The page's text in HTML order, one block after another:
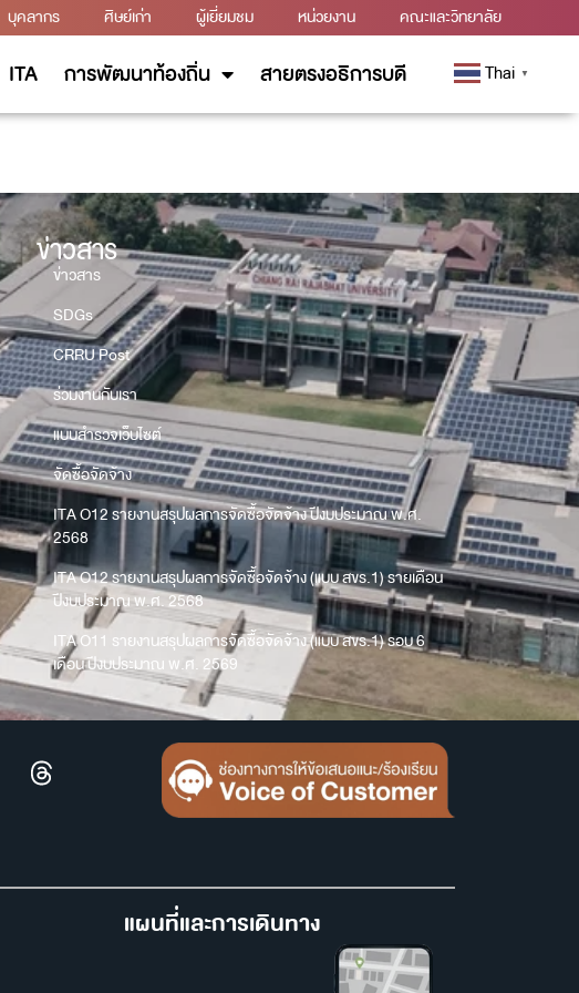
บุคลากร ศิษย์เก่า ผู้เยี่ยมชม หน่วยงาน คณะและวิทยาลัย
ITA การพัฒนาท้องถิ่น สายตรงอธิการบดี Thai ▼
ข่าวสาร
ข่าวสาร
SDGs
CRRU Post
ร่วมงานกับเรา
แบบสำรวจเว็บไซต์
จัดซื้อจัดจ้าง
ITA O12 รายงานสรุปผลการจัดซื้อจัดจ้าง ปีงบประมาณ พ.ศ.
2568
ITA O12 รายงานสรุปผลการจัดซื้อจัดจ้าง (แบบ สขร.1) รายเดือน
ปีงบประมาณ พ.ศ. 2568
ITA O11 รายงานสรุปผลการจัดซื้อจัดจ้าง (แบบ สขร.1) รอบ 6
เดือน ปีงบประมาณ พ.ศ. 2569
แผนที่และการเดินทาง